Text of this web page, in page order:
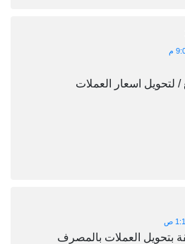
لتحويل اسعار العملات
بتحويل العملات بالمصرف